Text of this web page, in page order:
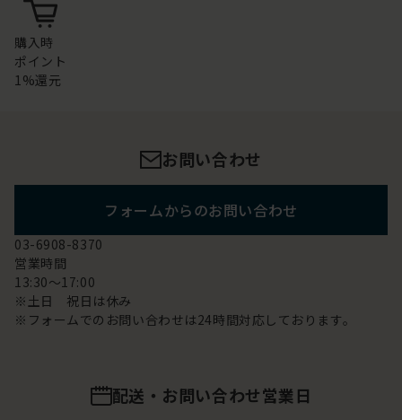
購入時
ポイント
1%還元
お問い合わせ
フォームからのお問い合わせ
03-6908-8370
営業時間
13:30～17:00
※土日 祝日は休み
※フォームでのお問い合わせは24時間対応しております。
配送・お問い合わせ営業日